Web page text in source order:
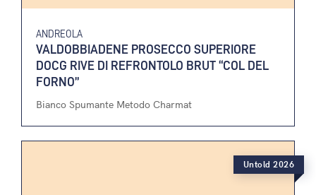
ANDREOLA
VALDOBBIADENE PROSECCO SUPERIORE
DOCG RIVE DI REFRONTOLO BRUT “COL DEL
FORNO”
Bianco Spumante Metodo Charmat
Untold 2026